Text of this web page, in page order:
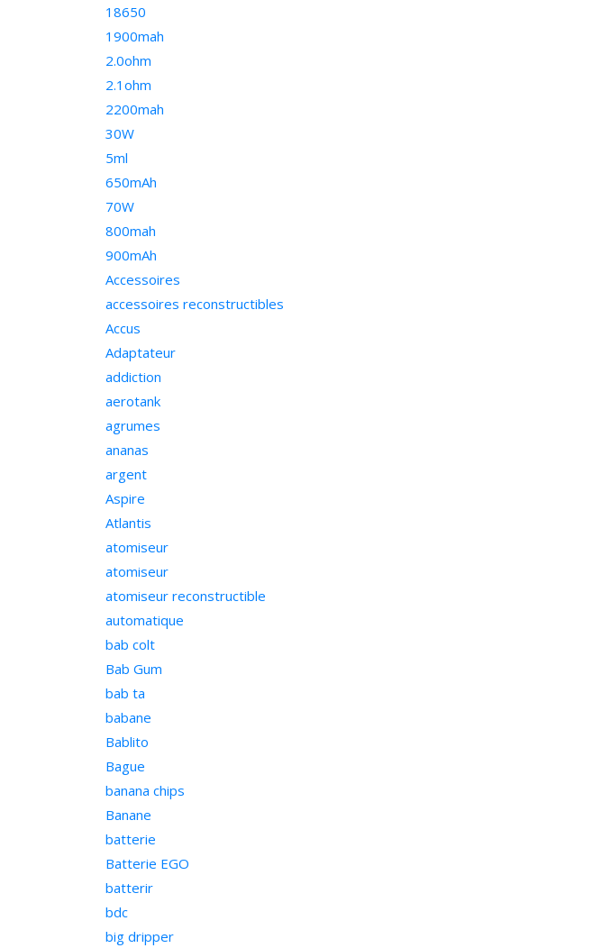
18650
1900mah
2.0ohm
2.1ohm
2200mah
30W
5ml
650mAh
70W
800mah
900mAh
Accessoires
accessoires reconstructibles
Accus
Adaptateur
addiction
aerotank
agrumes
ananas
argent
Aspire
Atlantis
atomiseur
atomiseur
atomiseur reconstructible
automatique
bab colt
Bab Gum
bab ta
babane
Bablito
Bague
banana chips
Banane
batterie
Batterie EGO
batterir
bdc
big dripper